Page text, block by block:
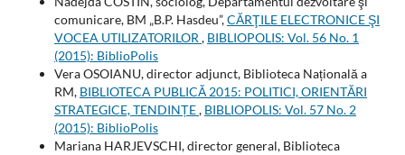
comunicare, BM „B.P. Hasdeu”,CĂRŢILE ELECTRONICE ŞI
VOCEA UTILIZATORILOR , BIBLIOPOLIS: Vol. 56 No. 1
(2015): BiblioPolis
Vera OSOIANU, director adjunct, Biblioteca Națională a
RM, BIBLIOTECA PUBLICĂ 2015: POLITICI, ORIENTĂRI
STRATEGICE, TENDINȚE, BIBLIOPOLIS: Vol. 57 No. 2
(2015): BiblioPolis
Mariana HARJEVSCHI, director general, Biblioteca